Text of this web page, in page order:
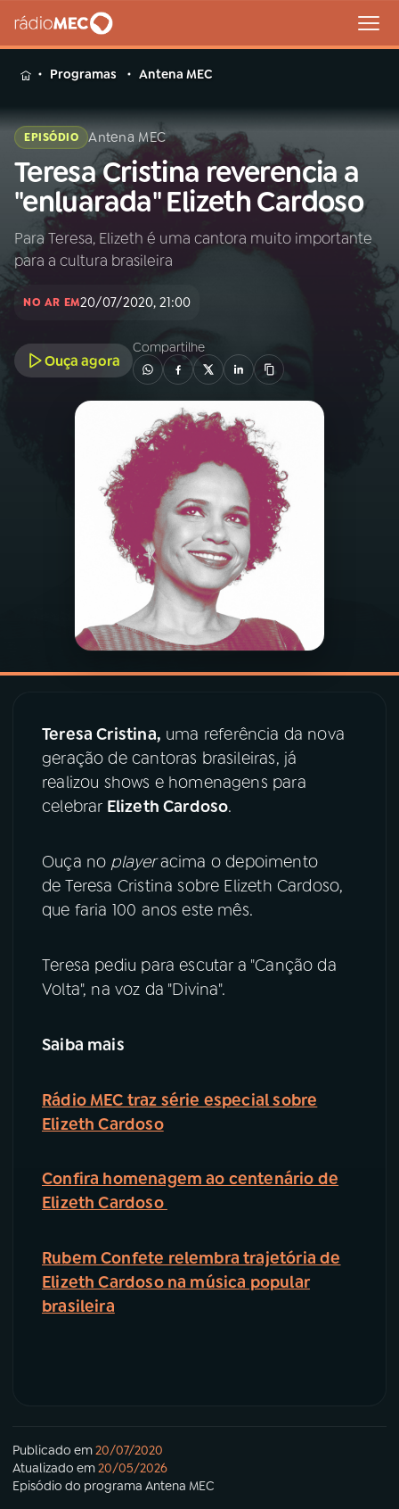
MENU
Buscar
na
Rádio
MEC
Buscar
Início
PROGRAMAÇÃO
PROGRAMAS
PODCASTS
VIDEOCASTS
07ÚLTIMAS
08PRÊMIO RÁDIO MEC
ACOMPANHE A RÁDIO MEC
Instagram X
Programas Antena MEC
EPISÓDIO Antena MEC
Teresa Cristina reverencia a
"enluarada" Elizeth Cardoso
Para Teresa, Elizeth é uma cantora muito importante
para a cultura brasileira
NO AR EM20/07/2020, 21:00
Ouça agora
Compartilhe
Teresa Cristina, uma referência da nova
geração de cantoras brasileiras, já
realizou shows e homenagens para
celebrar Elizeth Cardoso.
Ouça no playeracima o depoimento
de Teresa Cristina sobre Elizeth Cardoso,
que faria 100 anos este mês.
Teresa pediu para escutar a "Canção da
Volta", na voz da "Divina".
Saiba mais
Rádio MEC traz série especial sobre
Elizeth Cardoso
Confira homenagem ao centenário de
Elizeth Cardoso
Rubem Confete relembra trajetória de
Elizeth Cardoso na música popular
brasileira
Publicado em20/07/2020
Atualizado em20/05/2026
Episódio do programa Antena MEC